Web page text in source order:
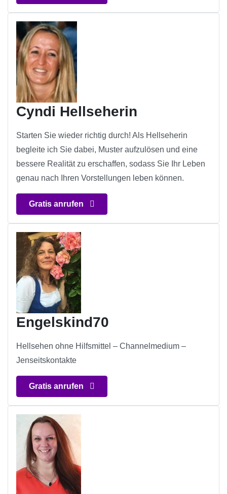
Cyndi Hellseherin
Starten Sie wieder richtig durch! Als Hellseherin
begleite ich Sie dabei, Muster aufzulösen und eine
bessere Realität zu erschaffen, sodass Sie Ihr Leben
genau nach Ihren Vorstellungen leben können.
Gratis anrufen
Engelskind70
Hellsehen ohne Hilfsmittel – Channelmedium –
Jenseitskontakte
Gratis anrufen